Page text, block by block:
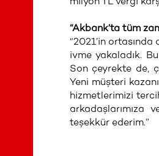
“Akbank’ta tüm
“2021’in
ivme yakaladık.
Son çeyrekte de,
Yeni müşteri
hizmetlerimizi
arkadaşlarımıza
teşekkür ederim.”